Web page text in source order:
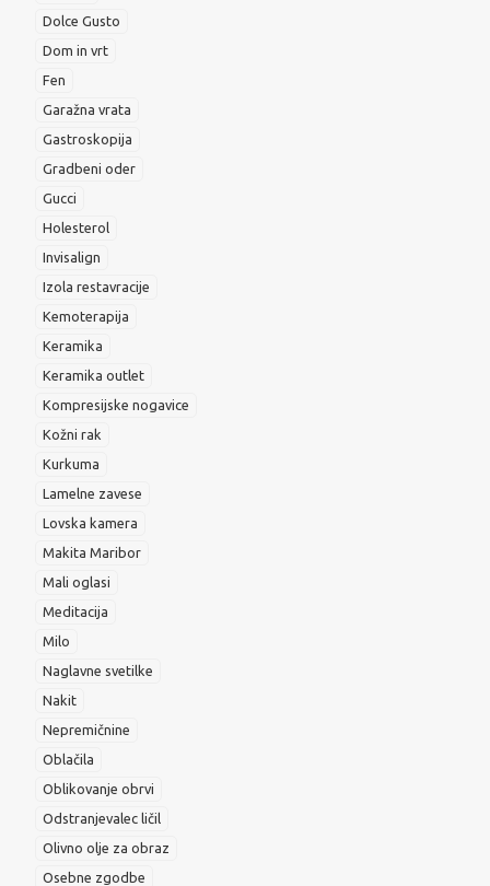
Dolce Gusto
Dom in vrt
Fen
Garažna vrata
Gastroskopija
Gradbeni oder
Gucci
Holesterol
Invisalign
Izola restavracije
Kemoterapija
Keramika
Keramika outlet
Kompresijske nogavice
Kožni rak
Kurkuma
Lamelne zavese
Lovska kamera
Makita Maribor
Mali oglasi
Meditacija
Milo
Naglavne svetilke
Nakit
Nepremičnine
Oblačila
Oblikovanje obrvi
Odstranjevalec ličil
Olivno olje za obraz
Osebne zgodbe